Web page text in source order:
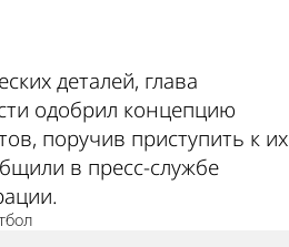
деталей, глава
одобрил концепцию
поручив приступить к их
в пресс-службе